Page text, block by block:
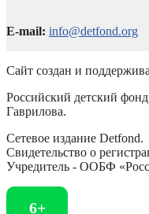
E-mail: info@detfond.org
Сайт создан и
Российский детский
Гаврилова.
Сетевое издание Detfond.
Свидетельство о
Учредитель - ООБФ
6+